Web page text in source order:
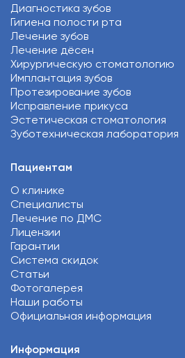
Диагностика зубов
Гигиена полости рта
Лечение зубов
Лечение дёсен
Хирургическую стоматологию
Имплантация зубов
Протезирование зубов
Исправление прикуса
Эстетическая стоматология
Зуботехническая лаборатория
Пациентам
О клинике
Специалисты
Лечение по ДМС
Лицензии
Гарантии
Система скидок
Статьи
Фотогалерея
Наши работы
Официальная информация
Информация